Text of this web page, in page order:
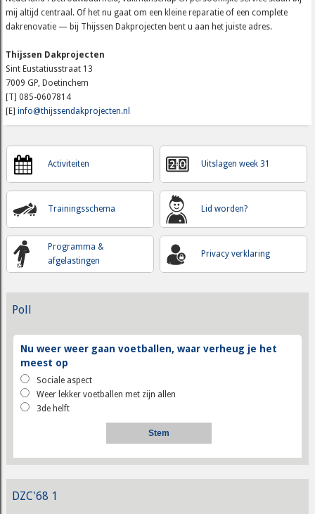
mij altijd centraal. Of het nu gaat om een kleine reparatie of een complete
dakrenovatie — bij Thijssen Dakprojecten bent u aan het juiste adres.
Thijssen Dakprojecten
Sint Eustatiusstraat 13
7009 GP, Doetinchem
[T] 085-0607814
[E]info@thijssendakprojecten.nl
Activiteiten
Trainingsschema
Programma &
afgelastingen
Uitslagen week 31
Lid worden?
Privacy verklaring
Poll
Nu weer weer gaan voetballen, waar verheug je het
meest op
Sociale aspect
Weer lekker voetballen met zijn allen
3de helft
DZC'68 1